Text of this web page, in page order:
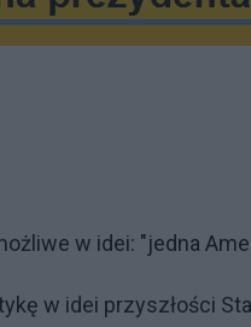
w idei: "jedna
w idei przyszłości